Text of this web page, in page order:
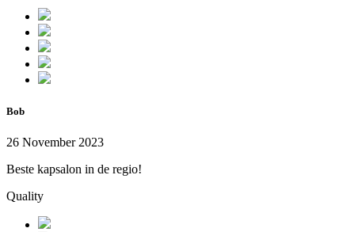
Bob
26 November 2023
Beste kapsalon in de regio!
Quality